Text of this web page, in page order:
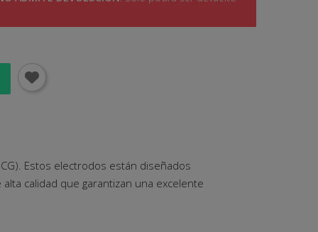
Estos electrodos están diseñados
calidad que garantizan una excelente